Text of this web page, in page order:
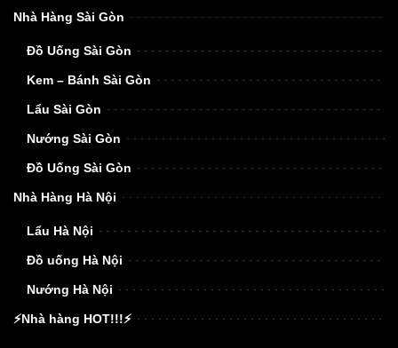
Nhà Hàng Sài Gòn
Đồ Uống Sài Gòn
Kem – Bánh Sài Gòn
Lẩu Sài Gòn
Nướng Sài Gòn
Đồ Uống Sài Gòn
Nhà Hàng Hà Nội
Lẩu Hà Nội
Đồ uống Hà Nội
Nướng Hà Nội
⚡Nhà hàng HOT!!!⚡